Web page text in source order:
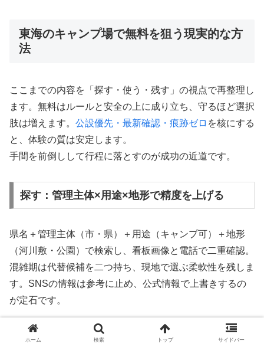
東海のキャンプ場で無料を狙う現実的な方
法
ここまでの内容を「探す・使う・残す」の視点で再整理し
ます。無料はルールと安全の上に成り立ち、守るほど選択
肢は増えます。 公設優先・最新確認・痕跡ゼロ を核にする
と、体験の質は安定します。
手間を前倒しして行程に落とすのが成功の近道です。
探す：管理主体×用途×地形で精度を上げる
県名＋管理主体（市・県）＋用途（キャンプ可）＋地形
（河川敷・公園）で検索し、看板画像と電話で二重確認。
混雑期は代替候補を二つ持ち、現地で選ぶ柔軟性を残しま
す。SNSの情報は参考に止め、公式情報で上書きするの
が定石です。
使う：水・風・住宅の三点で配置を決める
ホーム 検索 トップ サイドバー